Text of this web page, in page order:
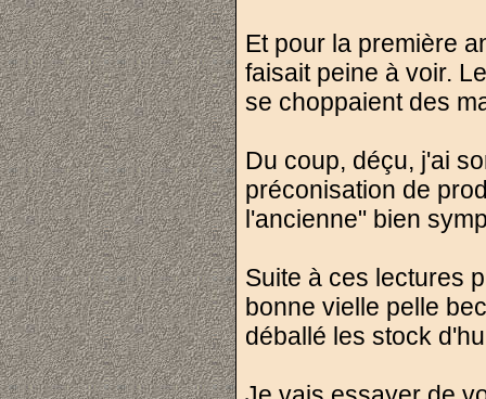
Et pour la première
faisait peine à voir.
se choppaient des
Du coup, déçu, j'ai
préconisation de
l'ancienne" bien
Suite à ces lectures
bonne vielle pelle
déballé les stock